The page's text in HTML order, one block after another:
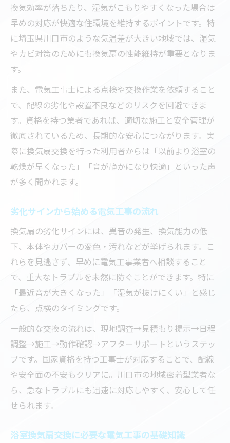
トイレ換気扇トラブル時の電気工事の進め
方
不調を感じたら電気工事士への相談が安心
資格保有業者による安心の施工ポイント
資格が証明する電気工事の安全な施工体制
電気工事は資格保有業者へ依頼が安心の理
由
国家資格による電気工事の信頼性と実績比
電気工事で重視すべきプロの施工ポイント
電気工事業者選びで重視すべき比較ポイン
ト
地元で信頼できる電気工事業者の見分け方
電気工事依頼時に役立つ業者探しのコツ
電気工事の即日対応業者を見つける手順
電気工事業者の実績と口コミを活用する方
法
換気扇交換費用の内訳と追加工事の有無
電気工事で発生する換気扇交換費用の詳細
追加工事費用を抑える電気工事のチェック
法
電気工事費用と換気扇本体代の内訳を解説
電気工事に伴う追加作業と費用の見極め方
換気効率が落ちたり、湿気がこもりやすくなった場合は
早めの対応が快適な住環境を維持するポイントです。特
に埼玉県川口市のような気温差が大きい地域では、湿気
やカビ対策のためにも換気扇の性能維持が重要となりま
す。
また、電気工事士による点検や交換作業を依頼すること
で、配線の劣化や設置不良などのリスクを回避できま
す。資格を持つ業者であれば、適切な施工と安全管理が
徹底されているため、長期的な安心につながります。実
際に換気扇交換を行った利用者からは「以前より浴室の
乾燥が早くなった」「音が静かになり快適」といった声
が多く聞かれます。
劣化サインから始める電気工事の流れ
換気扇の劣化サインには、異音の発生、換気能力の低
下、本体やカバーの変色・汚れなどが挙げられます。こ
れらを見逃さず、早めに電気工事業者へ相談すること
で、重大なトラブルを未然に防ぐことができます。特に
「最近音が大きくなった」「湿気が抜けにくい」と感じ
たら、点検のタイミングです。
一般的な交換の流れは、現地調査→見積もり提示→日程
調整→施工→動作確認→アフターサポートというステッ
プです。国家資格を持つ工事士が対応することで、配線
や安全面の不安もクリアに。川口市の地域密着型業者な
ら、急なトラブルにも迅速に対応しやすく、安心して任
せられます。
浴室換気扇交換に必要な電気工事の基礎知識